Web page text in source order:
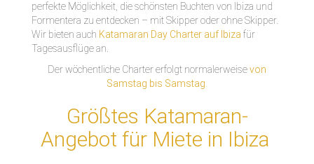
perfekte Möglichkeit, die schönsten Buchten von Ibiza und
Formentera zu entdecken – mit Skipper oder ohne Skipper.
Wir bieten auch Katamaran Day Charter auf Ibiza für
Tagesausflüge an.
Der wöchentliche Charter erfolgt normalerweisevon
Samstag bis Samstag.
Größtes Katamaran-
Angebot für Miete in Ibiza